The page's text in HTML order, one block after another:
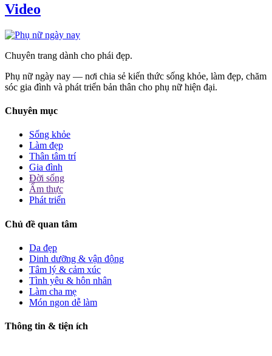
Video
Chuyên trang dành cho phái đẹp.
Phụ nữ ngày nay — nơi chia sẻ kiến thức sống khỏe, làm đẹp, chăm
sóc gia đình và phát triển bản thân cho phụ nữ hiện đại.
Chuyên mục
Sống khỏe
Làm đẹp
Thân tâm trí
Gia đình
Đời sống
Ẩm thực
Phát triển
Chủ đề quan tâm
Da đẹp
Dinh dưỡng & vận động
Tâm lý & cảm xúc
Tình yêu & hôn nhân
Làm cha mẹ
Món ngon dễ làm
Thông tin & tiện ích